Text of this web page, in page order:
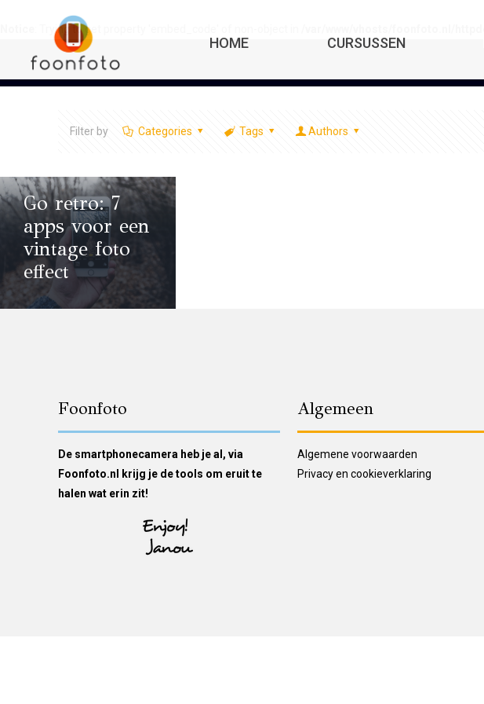
: Trying to get property 'embed_code' of non-object in
HOME CURSUSSEN
Filter by Categories Tags Authors
Go retro: 7
apps voor een
vintage foto
effect
Foonfoto
De smartphonecamera heb je al, via
Foonfoto.nl krijg je de tools om eruit te
halen wat erin zit!
Algemeen
Algemene voorwaarden
Privacy en cookieverklaring